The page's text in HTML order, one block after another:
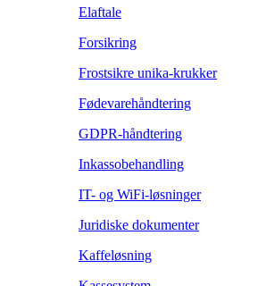
Elaftale
Forsikring
Frostsikre unika-krukker
Fødevarehåndtering
GDPR-håndtering
Inkassobehandling
IT- og WiFi-løsninger
Juridiske dokumenter
Kaffeløsning